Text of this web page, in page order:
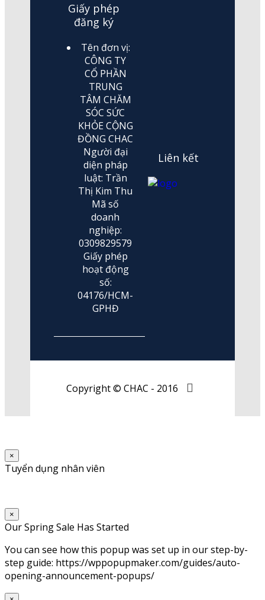
Giấy phép
đăng ký
Tên đơn vị:
CÔNG TY
CỔ PHẦN
TRUNG
TÂM CHĂM
SÓC SỨC
KHỎE CỘNG
ĐỒNG CHAC
Người đại
diện pháp
luật: Trần
Thị Kim Thu
Mã số
doanh
nghiệp:
0309829579
Giấy phép
hoạt động
số:
04176/HCM-
GPHĐ
Liên kết
Copyright © CHAC - 2016
×
Tuyển dụng nhân viên
×
Our Spring Sale Has Started
You can see how this popup was set up in our step-by-
step guide: https://wppopupmaker.com/guides/auto-
opening-announcement-popups/